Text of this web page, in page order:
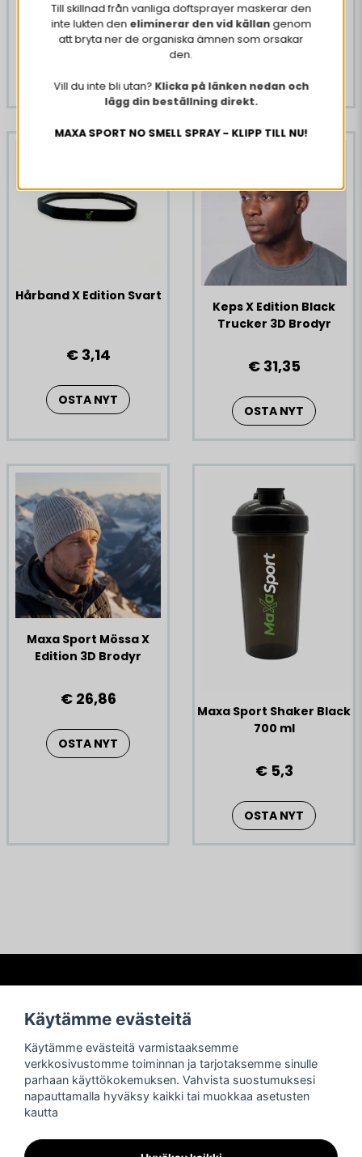
€ 3,14
OSTA NYT
Hårband X Edition Svart
€ 3,14
OSTA NYT
Keps X Edition Black
Trucker 3D Brodyr
€ 31,35
OSTA NYT
Maxa Sport Mössa X
Edition 3D Brodyr
€ 26,86
OSTA NYT
Maxa Sport Shaker Black
700 ml
€ 5,3
OSTA NYT
Till skillnad från vanliga doftsprayer maskerar den
inte lukten den eliminerar den vid källan genom
att bryta ner de organiska ämnen som orsakar
den.
Vill du inte bli utan? Klicka på länken nedan och
lägg din beställning direkt.
MAXA SPORT NO SMELL SPRAY - KLIPP TILL NU!
Frågor och svar
Köpvillkor
Betalning
Frakter
Retur och reklamationer
Integritetspolicy
OTA YHTEYTTÄ
Käytämme evästeitä
Käytämme evästeitä varmistaaksemme
verkkosivustomme toiminnan ja tarjotaksemme sinulle
parhaan käyttökokemuksen. Vahvista suostumuksesi
napauttamalla hyväksy kaikki tai muokkaa asetusten
kautta